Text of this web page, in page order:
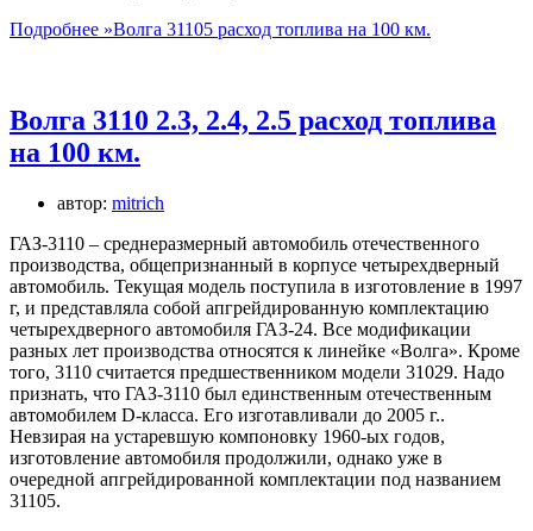
Подробнее »Волга 31105 расход топлива на 100 км.
Волга 3110 2.3, 2.4, 2.5 расход топлива
на 100 км.
автор: mitrich
ГАЗ-3110 – среднеразмерный автомобиль отечественного
производства, общепризнанный в корпусе четырехдверный
автомобиль. Текущая модель поступила в изготовление в 1997
г, и представляла собой апгрейдированную комплектацию
четырехдверного автомобиля ГАЗ-24. Все модификации
разных лет производства относятся к линейке «Волга». Кроме
того, 3110 считается предшественником модели 31029. Надо
признать, что ГАЗ-3110 был единственным отечественным
автомобилем D-класса. Его изготавливали до 2005 г..
Невзирая на устаревшую компоновку 1960-ых годов,
изготовление автомобиля продолжили, однако уже в
очередной апгрейдированной комплектации под названием
31105.